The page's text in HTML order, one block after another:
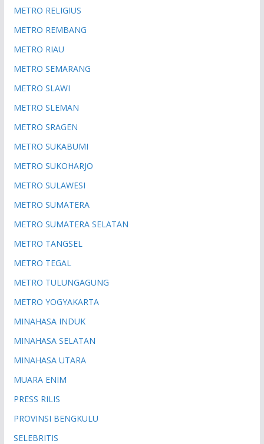
METRO RELIGIUS
METRO REMBANG
METRO RIAU
METRO SEMARANG
METRO SLAWI
METRO SLEMAN
METRO SRAGEN
METRO SUKABUMI
METRO SUKOHARJO
METRO SULAWESI
METRO SUMATERA
METRO SUMATERA SELATAN
METRO TANGSEL
METRO TEGAL
METRO TULUNGAGUNG
METRO YOGYAKARTA
MINAHASA INDUK
MINAHASA SELATAN
MINAHASA UTARA
MUARA ENIM
PRESS RILIS
PROVINSI BENGKULU
SELEBRITIS